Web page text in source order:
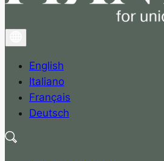
English
Italiano
Français
Deutsch